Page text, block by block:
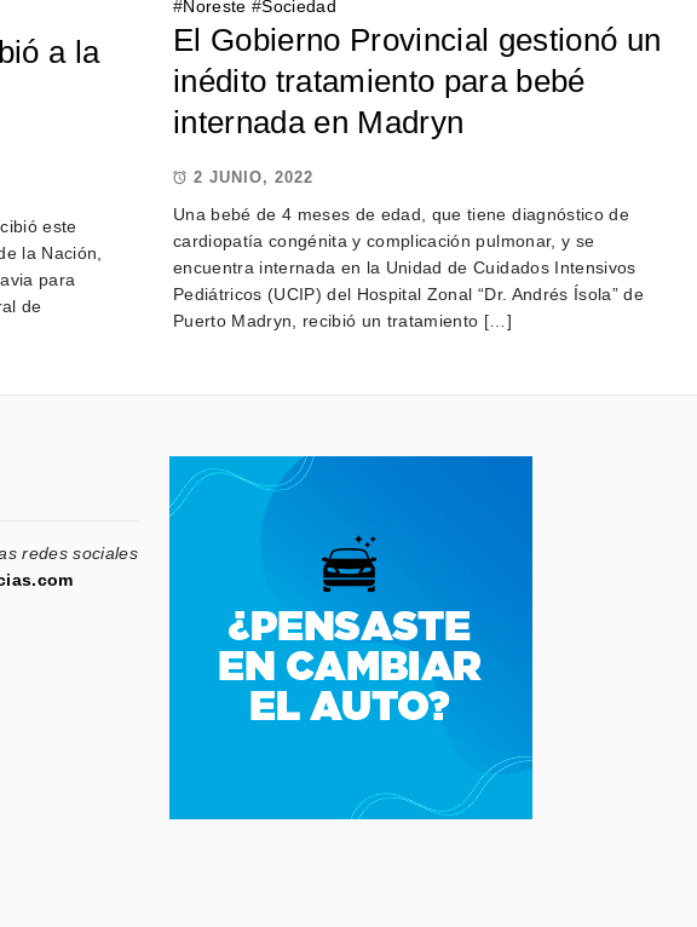
a la
este
la Nación,
para
de
#Noreste #Sociedad
El Gobierno Provincial gestionó un
inédito tratamiento para bebé
internada en Madryn
2 JUNIO, 2022
Una bebé de 4 meses de edad, que tiene diagnóstico de
cardiopatía congénita y complicación pulmonar, y se
encuentra internada en la Unidad de Cuidados Intensivos
Pediátricos (UCIP) del Hospital Zonal “Dr. Andrés Ísola” de
Puerto Madryn, recibió un tratamiento […]
redes sociales